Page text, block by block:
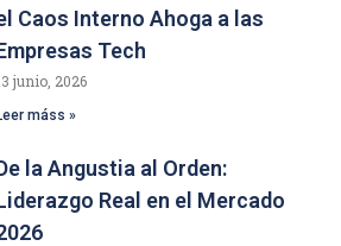
Caos Interno Ahoga a las
Tech
junio, 2026
máss »
la Angustia al Orden:
Real en el Mercado